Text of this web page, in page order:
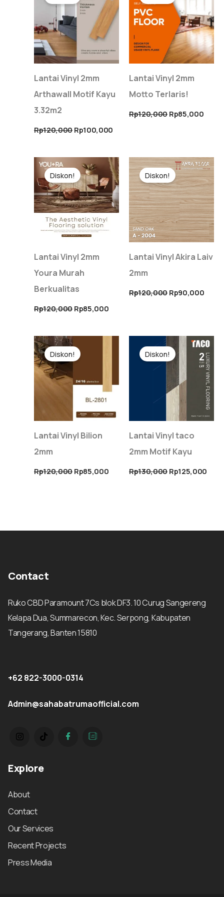
Lantai Vinyl 2mm
Arthawall Motif Kayu
3.32m2
Rp120,000
Rp120,000.
Rp100,000
adalah:
Rp100,000.
Lantai Vinyl 2mm
Motto Terlaris!
Rp120,000
Rp120,000.
Rp85,000
Diskon!
Lantai Vinyl 2mm
Youra Murah
Berkualitas
Rp120,000
Harga
aslinya
adalah:
Rp120,000.
Rp85,000
Harga
saat
ini
adalah:
Rp85,000.
Diskon!
Lantai Vinyl Akira Laiv
2mm
Rp120,000
Harga
aslinya
adalah:
Rp120,000.
Rp90,000
saat
ini
Diskon!
Lantai Vinyl Bilion
2mm
Rp120,000
aslinya
adalah:
Rp85,000
Diskon!
Lantai Vinyl taco
2mm Motif Kayu
Rp130,000
aslinya
adalah:
Rp130,000.
Rp125,000
saat
ini
Contact
Ruko CBD Paramount 7Cs blok DF3. 10 Curug Sangereng
Kelapa Dua, Summarecon, Kec. Serpong, Kabupaten
Tangerang, Banten 15810
+62 822-3000-0314
Admin@sahabatrumaofficial.com
Explore
About
Contact
Our Services
Recent Projects
Press Media